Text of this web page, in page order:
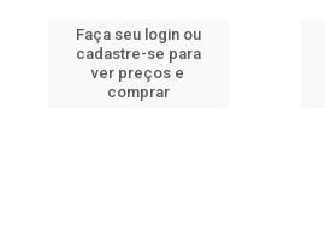
Faça seu login ou
cadastre-se para
ver preços e
comprar